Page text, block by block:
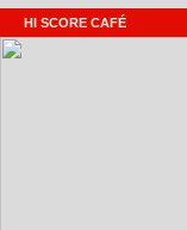
HI SCORE CAFÉ